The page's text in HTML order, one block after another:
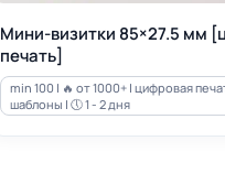
Мини-визитки 85×27.5 мм
печать]
min 100 | 🔥 от 1000+ | цифровая
шаблоны | 🕔 1 - 2 дня